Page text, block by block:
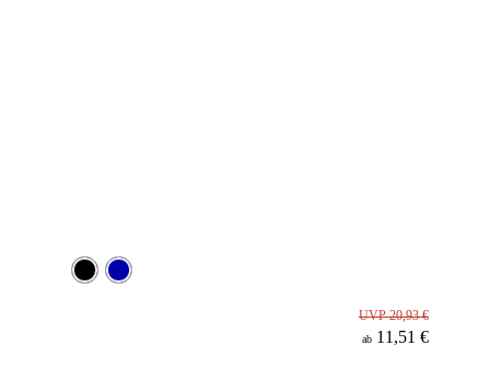
UVP 20,93 €
ab 11,51 €